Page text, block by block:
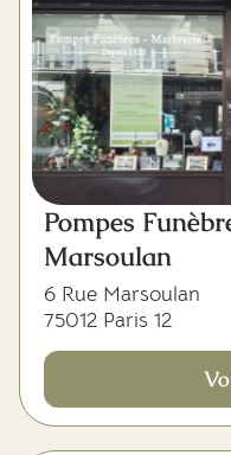
Pompes
Marsoulan
6 Rue Marsoulan
75012 Paris 12